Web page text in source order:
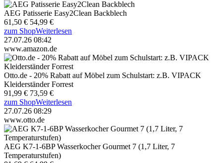
AEG Patisserie Easy2Clean Backblech
61,50 € 54,99 €
zum ShopWeiterlesen
27.07.26 08:42
www.amazon.de
Otto.de - 20% Rabatt auf Möbel zum Schulstart: z.B. VIPACK
Kleiderständer Forrest
91,99 € 73,59 €
zum ShopWeiterlesen
27.07.26 08:29
www.otto.de
AEG K7-1-6BP Wasserkocher Gourmet 7 (1,7 Liter, 7
Temperaturstufen)